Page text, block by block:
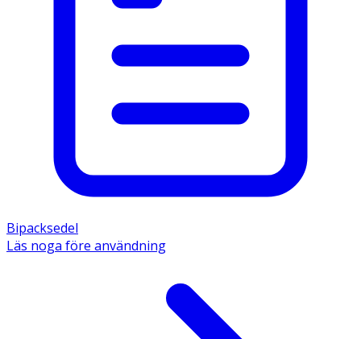
Bipacksedel
Läs noga före användning